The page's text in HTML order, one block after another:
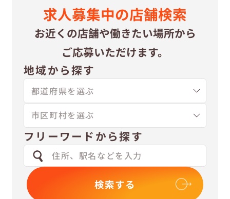
求⼈募集中の店舗検索
お近くの店舗や働きたい場所から
ご応募いただけます。
地域から探す
フリーワードから探す
検索する